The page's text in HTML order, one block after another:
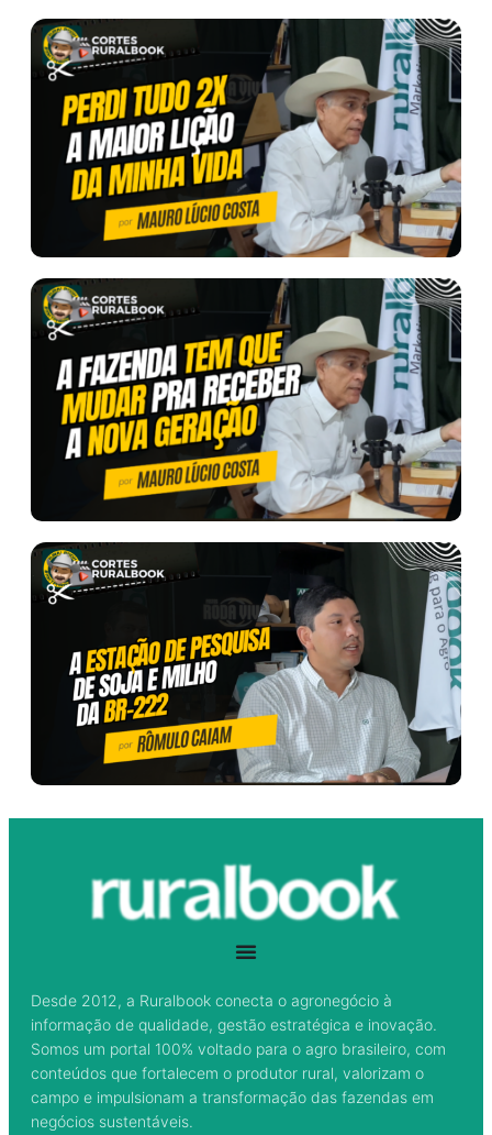
Desde 2012, a Ruralbook conecta o agronegócio à
informação de qualidade, gestão estratégica e inovação.
Somos um portal 100% voltado para o agro brasileiro, com
conteúdos que fortalecem o produtor rural, valorizam o
campo e impulsionam a transformação das fazendas em
negócios sustentáveis.